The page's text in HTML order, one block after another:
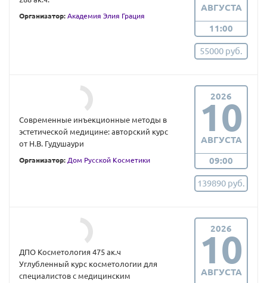
Организатор: Академия Элия Грация
АВГУСТА
11:00
55000 руб.
Современные инъекционные методы в
эстетической медицине: авторский курс
от Н.В. Гудушаури
Организатор: Дом Русской Косметики
2026
10
АВГУСТА
09:00
139890 руб.
ДПО Косметология 475 ак.ч
Углубленный курс косметологии для
специалистов с медицинским
2026
10
АВГУСТА